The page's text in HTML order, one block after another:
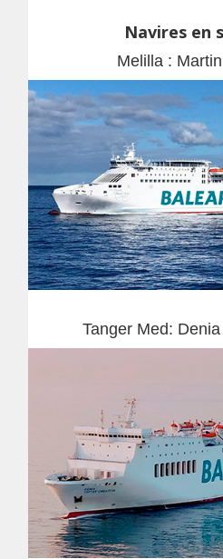
Navires en
Melilla :
Tanger Med: